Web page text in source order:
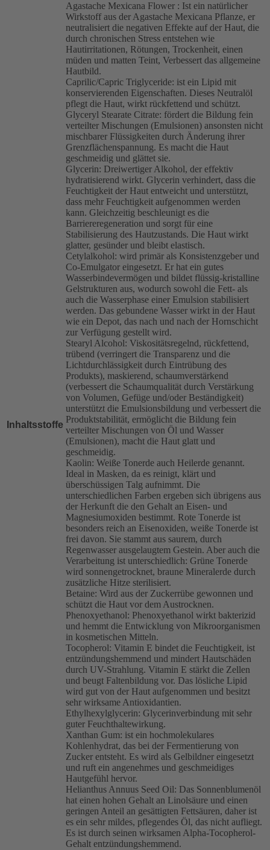
Inhaltsstoffe
Agastache Mexicana Flower : Ist ein natürlicher
Wirkstoff aus der Agastache Mexicana Pflanze, er
neutralisiert die negativen Effekte auf der Haut, die
durch chronischen Stress entstehen wie
Hautirritationen, Rötungen, Trockenheit, einen
müden und matten Teint, Verbessert das allgemeine
Hautbild.
Caprilic/Capric Triglyceride: ist ein Lipid mit
konservierenden Eigenschaften. Dieses Neutralöl
pflegt die Haut, wirkt rückfettend und schützt.
Glyceryl Stearate Citrate: fördert die Bildung fein
verteilter Mischungen (Emulsionen) ansonsten nicht
mischbarer Flüssigkeiten durch Änderung ihrer
Grenzflächenspannung. Es macht die Haut
geschmeidig und glättet sie.
Glycerin: Dreiwertiger Alkohol, der effektiv
hydratisierend wirkt. Glycerin verhindert, dass die
Feuchtigkeit der Haut entweicht und unterstützt,
dass mehr Feuchtigkeit aufgenommen werden
kann. Gleichzeitig beschleunigt es die
Barriereregeneration und sorgt für eine
Stabilisierung des Hautzustands. Die Haut wirkt
glatter, gesünder und bleibt elastisch.
Cetylalkohol: wird primär als Konsistenzgeber und
Co-Emulgator eingesetzt. Er hat ein gutes
Wasserbindevermögen und bildet flüssig-kristalline
Gelstrukturen aus, wodurch sowohl die Fett- als
auch die Wasserphase einer Emulsion stabilisiert
werden. Das gebundene Wasser wirkt in der Haut
wie ein Depot, das nach und nach der Hornschicht
zur Verfügung gestellt wird.
Stearyl Alcohol: Viskositätsregelnd, rückfettend,
trübend (verringert die Transparenz und die
Lichtdurchlässigkeit durch Eintrübung des
Produkts), maskierend, schaumverstärkend
(verbessert die Schaumqualität durch Verstärkung
von Volumen, Gefüge und/oder Beständigkeit)
unterstützt die Emulsionsbildung und verbessert die
Produktstabilität, ermöglicht die Bildung fein
verteilter Mischungen von Öl und Wasser
(Emulsionen), macht die Haut glatt und
geschmeidig.
Kaolin: Weiße Tonerde auch Heilerde genannt.
Ideal in Masken, da es reinigt, klärt und
überschüssigen Talg aufnimmt. Die
unterschiedlichen Farben ergeben sich übrigens aus
der Herkunft die den Gehalt an Eisen- und
Magnesiumoxiden bestimmt. Rote Tonerde ist
besonders reich an Eisenoxiden, weiße Tonerde ist
frei davon. Sie stammt aus saurem, durch
Regenwasser ausgelaugtem Gestein. Aber auch die
Verarbeitung ist unterschiedlich: Grüne Tonerde
wird sonnengetrocknet, braune Mineralerde durch
zusätzliche Hitze sterilisiert.
Betaine: Wird aus der Zuckerrübe gewonnen und
schützt die Haut vor dem Austrocknen.
Phenoxyethanol: Phenoxyethanol wirkt bakterizid
und hemmt die Entwicklung von Mikroorganismen
in kosmetischen Mitteln.
Tocopherol: Vitamin E bindet die Feuchtigkeit, ist
entzündungshemmend und mindert Hautschäden
durch UV-Strahlung. Vitamin E stärkt die Zellen
und beugt Faltenbildung vor. Das lösliche Lipid
wird gut von der Haut aufgenommen und besitzt
sehr wirksame Antioxidantien.
Ethylhexylglycerin: Glycerinverbindung mit sehr
guter Feuchthaltewirkung.
Xanthan Gum: ist ein hochmolekulares
Kohlenhydrat, das bei der Fermentierung von
Zucker entsteht. Es wird als Gelbildner eingesetzt
und ruft ein angenehmes und geschmeidiges
Hautgefühl hervor.
Helianthus Annuus Seed Oil: Das Sonnenblumenöl
hat einen hohen Gehalt an Linolsäure und einen
geringen Anteil an gesättigten Fettsäuren, daher ist
es ein sehr mildes, pflegendes Öl, das nicht aufliegt.
Es ist durch seinen wirksamen Alpha-Tocopherol-
Gehalt entzündungshemmend.